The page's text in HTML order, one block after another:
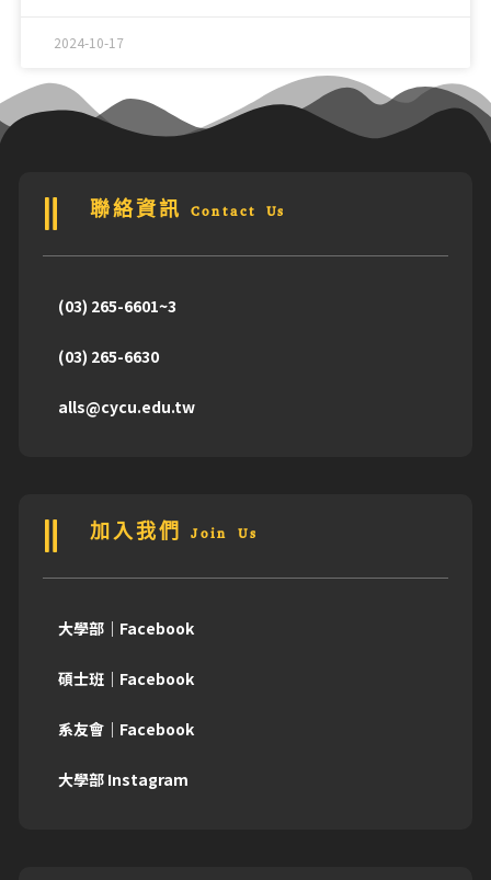
2024-10-17
聯絡資訊 Contact Us
(03) 265-6601~3
(03) 265-6630
alls@cycu.edu.tw
加入我們 Join Us
大學部｜Facebook
碩士班｜Facebook
系友會｜Facebook
大學部 Instagram